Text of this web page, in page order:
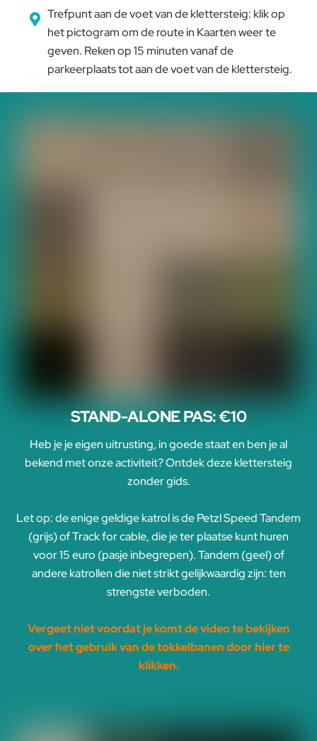
Trefpunt aan de voet van de klettersteig: klik op
het pictogram om de route in Kaarten weer te
geven. Reken op 15 minuten vanaf de
parkeerplaats tot aan de voet van de klettersteig.
STAND-ALONE PAS: €10
Heb je je eigen uitrusting, in goede staat en ben je al
bekend met onze activiteit? Ontdek deze klettersteig
zonder gids.
Let op: de enige geldige katrol is de Petzl Speed Tandem
(grijs) of Track for cable, die je ter plaatse kunt huren
voor 15 euro (pasje inbegrepen). Tandem (geel) of
andere katrollen die niet strikt gelijkwaardig zijn: ten
strengste verboden.
Vergeet niet voordat je komt de video te bekijken
over het gebruik van de tokkelbanen door hier te
klikken.